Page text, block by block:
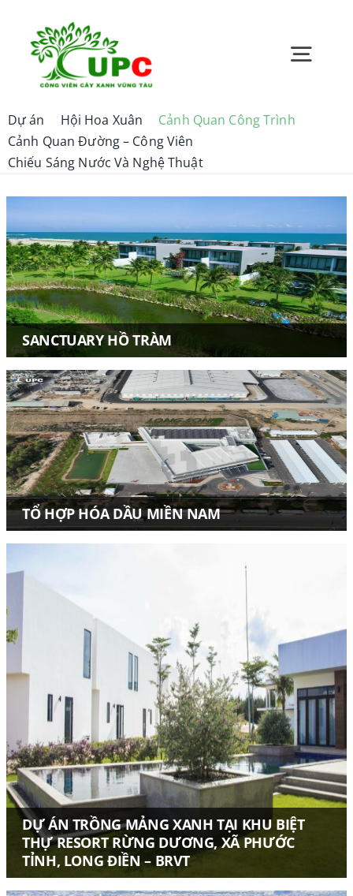
content
Trang chủ
Bản tin UPC
Quan hệ cổ đông
Dự án
Sản phẩm
Liên hệ
Dự án Hội Hoa Xuân
Cảnh Quan Công Trình
Cảnh Quan Đường – Công Viên
Chiếu Sáng Nước Và Nghệ Thuật
SANCTUARY HỒ TRÀM
TỔ HỢP HÓA DẦU MIỀN NAM
DỰ ÁN TRỒNG MẢNG XANH TẠI KHU BIỆT
THỰ RESORT RỪNG DƯƠNG, XÃ PHƯỚC
TỈNH, LONG ĐIỀN – BRVT